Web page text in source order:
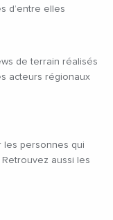
d’entre elles
de terrain réalisés
acteurs régionaux
les personnes qui
aussi les